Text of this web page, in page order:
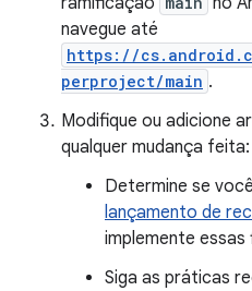
navegue até
https://
perproject/main .
Modifique ou adicione
qualquer mudança feita:
Determine se
lançamento de
implemente
Siga as práticas